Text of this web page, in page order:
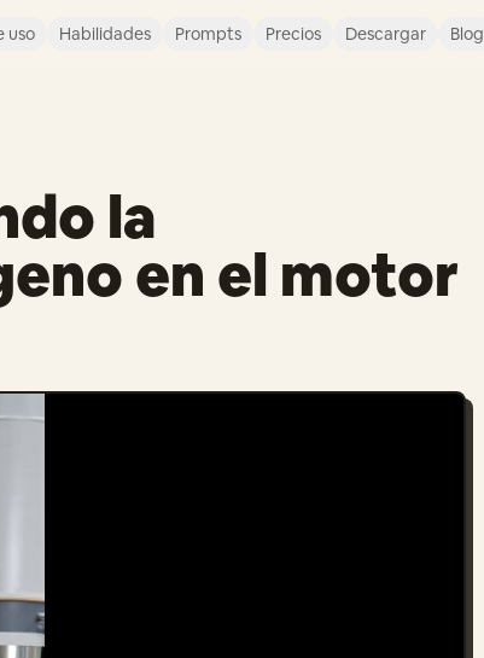
uso Habilidades Prompts Precios Descargar Blog
la
en el motor